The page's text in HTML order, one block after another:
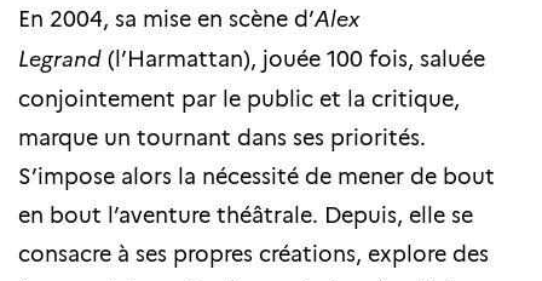
En 2004, sa mise en scène d’Alex
Legrand (l’Harmattan), jouée 100 fois, saluée
conjointement par le public et la critique,
marque un tournant dans ses priorités.
S’impose alors la nécessité de mener de bout
en bout l’aventure théâtrale. Depuis, elle se
consacre à ses propres créations, explore des